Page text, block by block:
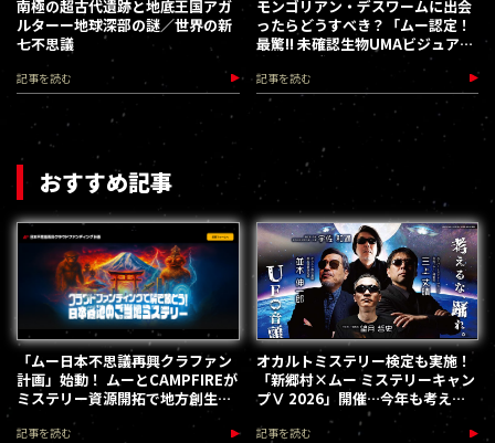
南極の超古代遺跡と地底王国アガ
ルターー地球深部の謎／世界の新
七不思議
記事を読む
モンゴリアン・デスワームに出会
ったらどうすべき？「ムー認定！
最驚!! 未確認生物UMAビジュアル
大事典」発売
記事を読む
おすすめ記事
「ムー日本不思議再興クラファン
計画」始動！ ムーとCAMPFIREが
ミステリー資源開拓で地方創生を
加速します
記事を読む
オカルトミステリー検定も実施！
「新郷村×ムー ミステリーキャン
プⅤ 2026」開催…今年も考える
な、踊れ！（2026.9.12）
記事を読む